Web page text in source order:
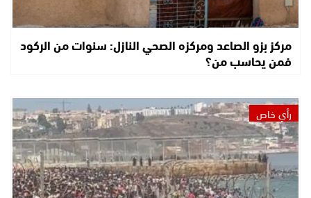
مركز بزو الصاعد ومركزه الصحي النازل: سنوات من الركود
فمن يحاسب من؟
رأي خاص